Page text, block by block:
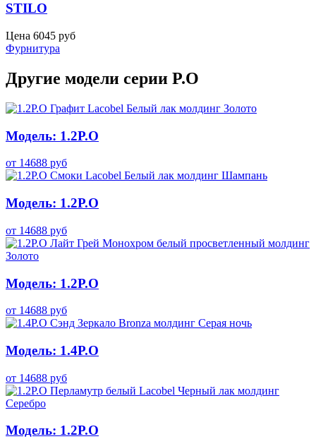
STILO
Цена 6045 руб
Фурнитура
Другие модели серии P.O
Модель: 1.2P.O
от 14688 руб
Модель: 1.2P.O
от 14688 руб
Модель: 1.2P.O
от 14688 руб
Модель: 1.4P.O
от 14688 руб
Модель: 1.2P.O